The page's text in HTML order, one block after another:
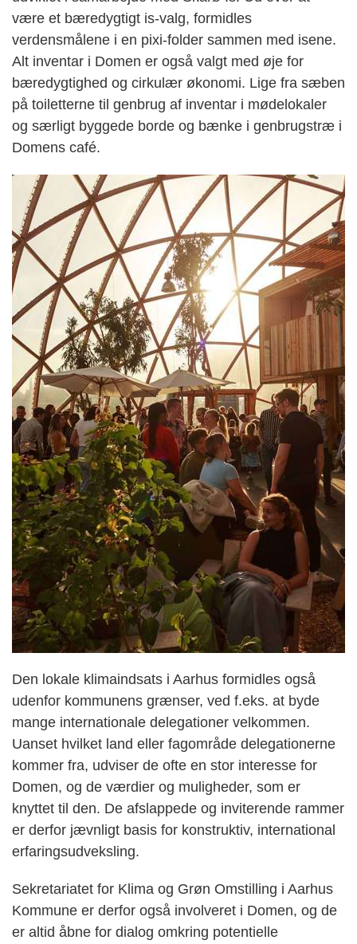
være et bæredygtigt is-valg, formidles
verdensmålene i en pixi-folder sammen med isene.
Alt inventar i Domen er også valgt med øje for
bæredygtighed og cirkulær økonomi. Lige fra sæben
på toiletterne til genbrug af inventar i mødelokaler
og særligt byggede borde og bænke i genbrugstræ i
Domens café.
Den lokale klimaindsats i Aarhus formidles også
udenfor kommunens grænser, ved f.eks. at byde
mange internationale delegationer velkommen.
Uanset hvilket land eller fagområde delegationerne
kommer fra, udviser de ofte en stor interesse for
Domen, og de værdier og muligheder, som er
knyttet til den. De afslappede og inviterende rammer
er derfor jævnligt basis for konstruktiv, international
erfaringsudveksling.
Sekretariatet for Klima og Grøn Omstilling i Aarhus
Kommune er derfor også involveret i Domen, og de
er altid åbne for dialog omkring potentielle